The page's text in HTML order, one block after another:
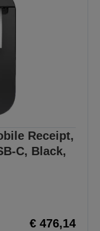
Receipt,
C, Black,
€ 476,14